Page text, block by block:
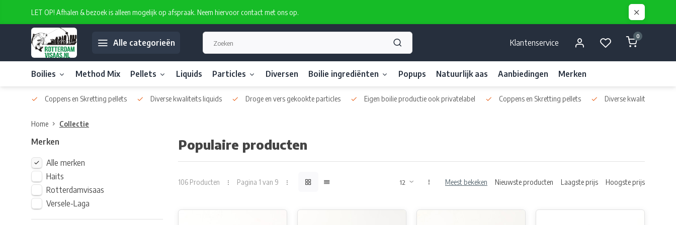
LET OP! Afhalen & bezoek is alleen mogelijk op afspraak. Neem hiervoor contact met ons op.
Alle categorieën Klantenservice
0
Boilies Method Mix Pellets Liquids Particles Diversen Boilie ingrediënten Popups Natuurlijk aas Aanbiedingen Merken
Coppens en Skretting pellets Diverse kwaliteits liquids Droge en vers gekookte particles Eigen boilie productie ook privatelabel Coppens en Skretting pellets Diverse kwaliteits liquids
Home Collectie
Merken
Alle merken
Haits
Rotterdamvisaas
Versele-Laga
Populaire producten
106 Producten Pagina 1 van 9 Meest bekeken Nieuwste producten Laagste prijs Hoogste prijs